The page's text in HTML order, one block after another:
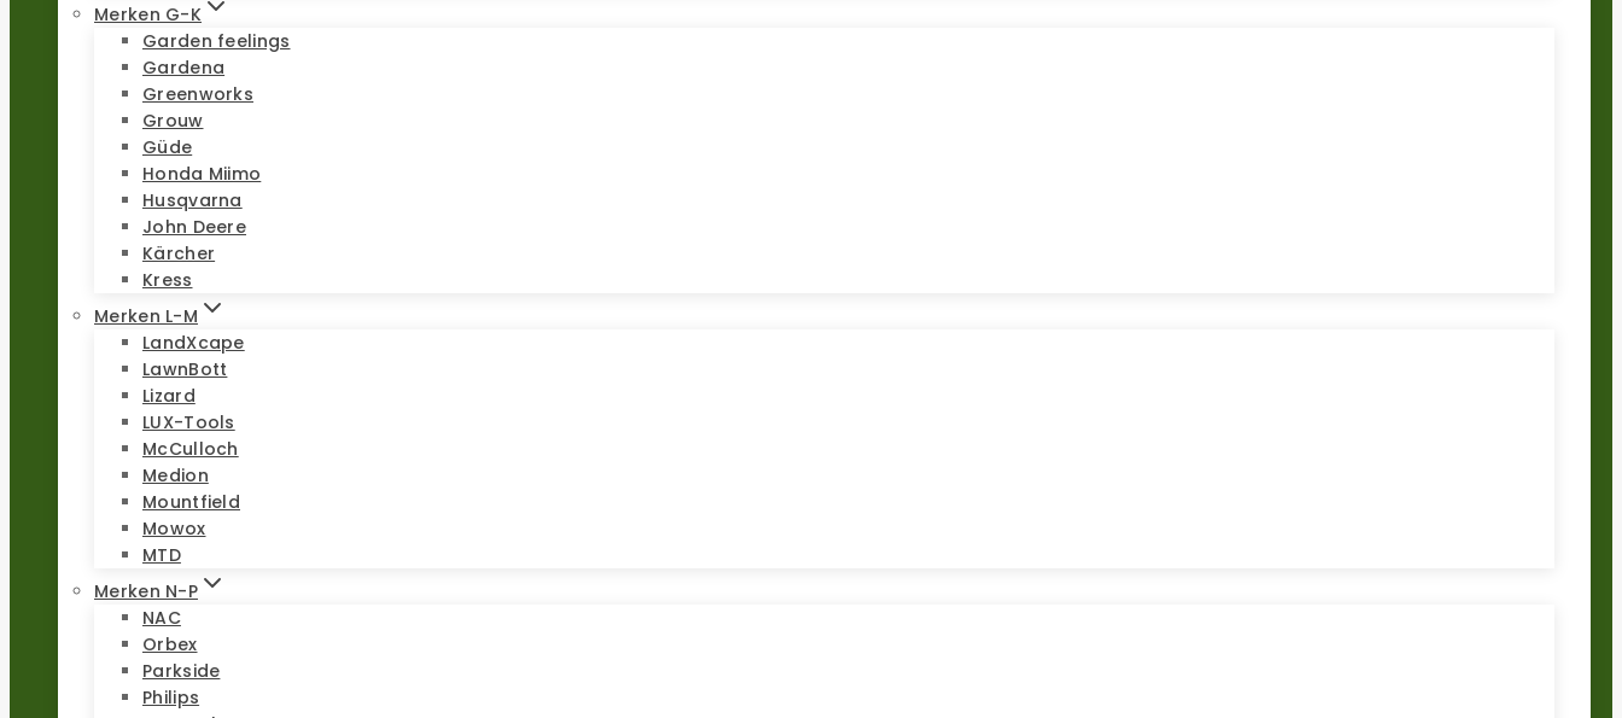
Merken G-K
Garden feelings
Gardena
Greenworks
Grouw
Güde
Honda Miimo
Husqvarna
John Deere
Kärcher
Kress
Merken L-M
LandXcape
LawnBott
Lizard
LUX-Tools
McCulloch
Medion
Mountfield
Mowox
MTD
Merken N-P
NAC
Orbex
Parkside
Philips